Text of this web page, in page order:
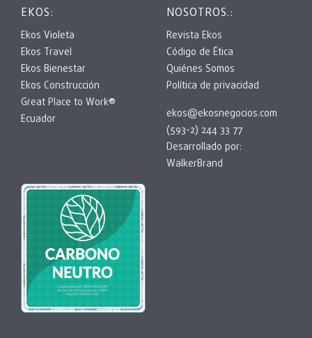
EKOS:
Ekos Violeta
Ekos Travel
Ekos Bienestar
Ekos Construcción
Great Place to Work®
Ecuador
NOSOTROS.:
Revista Ekos
Código de Ética
Quiénes Somos
Política de privacidad
ekos@ekosnegocios.com
(593-2) 244 33 77
Desarrollado por:
WalkerBrand